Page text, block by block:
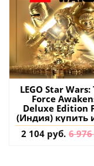
LEGO Star Wars:
Force
Deluxe Edition
(Индия) купить
на аккаунт
2 104 руб. 6